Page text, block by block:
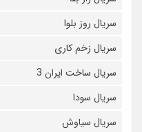
سریال روز بلوا
سریال زخم کاری
سریال ساخت ایران 3
سریال سودا
سریال سیاوش